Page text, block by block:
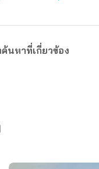
ค้นหาที่เกี่ยวข้อง